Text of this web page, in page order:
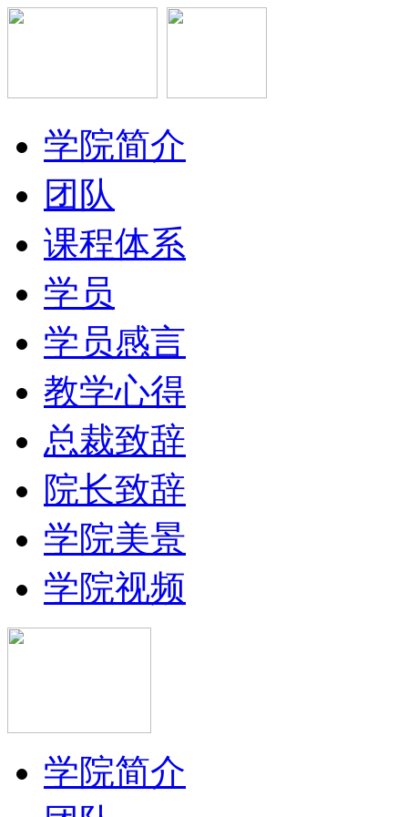
学院简介
团队
课程体系
学员
学员感言
教学心得
总裁致辞
院长致辞
学院美景
学院视频
学院简介